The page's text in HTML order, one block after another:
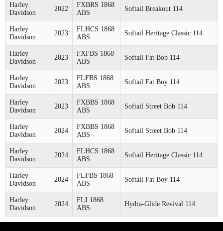
Harley
Davidson
2022
FXBRS 1868
ABS
Softail Breakout 114
Harley
Davidson
2023
FLHCS 1868
ABS
Softail Heritage Classic 114
Harley
Davidson
2023
FXFBS 1868
ABS
Softail Fat Bob 114
Harley
Davidson
2023
FLFBS 1868
ABS
Softail Fat Boy 114
Harley
Davidson
2023
FXBBS 1868
ABS
Softail Street Bob 114
Harley
Davidson
2024
FXBBS 1868
ABS
Softail Street Bob 114
Harley
Davidson
2024
FLHCS 1868
ABS
Softail Heritage Classic 114
Harley
Davidson
2024
FLFBS 1868
ABS
Softail Fat Boy 114
Harley
Davidson
2024
FLI 1868
ABS
Hydra-Glide Revival 114